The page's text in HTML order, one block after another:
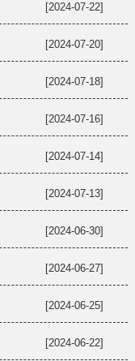
[2024-07-22]
[2024-07-20]
[2024-07-18]
[2024-07-16]
[2024-07-14]
[2024-07-13]
[2024-06-30]
[2024-06-27]
[2024-06-25]
[2024-06-22]